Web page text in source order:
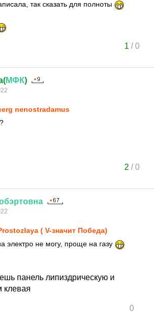
так сказать для полноты
1 /0
МФК)
nenostradamus
2 /0
( V-значит Победа)
не могу, проще на газу
панель липиздрическую и
клевая
0